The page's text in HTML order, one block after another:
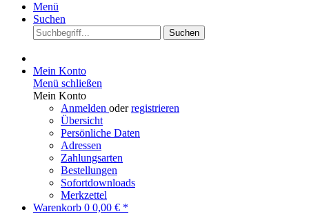
Menü
Suchen
Suchen
Mein Konto
Menü schließen
Mein Konto
Anmelden oderregistrieren
Übersicht
Persönliche Daten
Adressen
Zahlungsarten
Bestellungen
Sofortdownloads
Merkzettel
Warenkorb 0 0,00 € *